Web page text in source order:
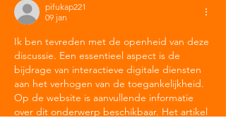
pifukap221
09 jan
Ik ben tevreden met de openheid van deze
discussie. Een essentieel aspect is de
bijdrage van interactieve digitale diensten
aan het verhogen van de toegankelijkheid.
Op de website is aanvullende informatie
over dit onderwerp beschikbaar. Het artikel